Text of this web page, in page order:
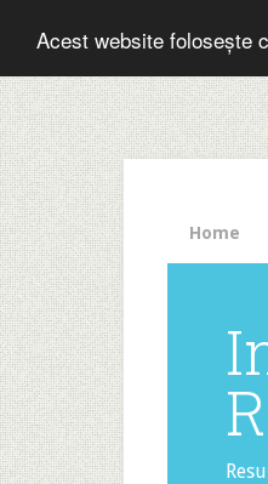
Acest website folosește
The
HelloBar
- a
little
bar
that
gets
noticed!
Home